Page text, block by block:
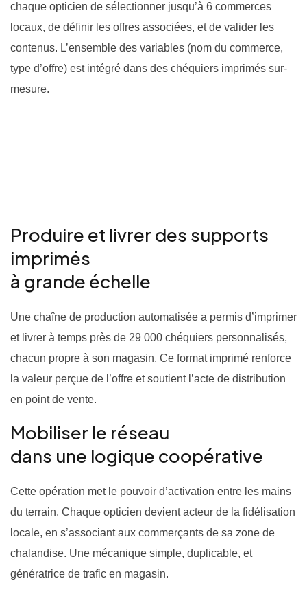
chaque opticien de sélectionner jusqu’à 6 commerces
locaux, de définir les offres associées, et de valider les
contenus. L’ensemble des variables (nom du commerce,
type d’offre) est intégré dans des chéquiers imprimés sur-
mesure.
Produire et livrer des supports
imprimés
à grande échelle
Une chaîne de production automatisée a permis d’imprimer
et livrer à temps près de 29 000 chéquiers personnalisés,
chacun propre à son magasin. Ce format imprimé renforce
la valeur perçue de l’offre et soutient l’acte de distribution
en point de vente.
Mobiliser le réseau
dans une logique coopérative
Cette opération met le pouvoir d’activation entre les mains
du terrain. Chaque opticien devient acteur de la fidélisation
locale, en s’associant aux commerçants de sa zone de
chalandise. Une mécanique simple, duplicable, et
génératrice de trafic en magasin.